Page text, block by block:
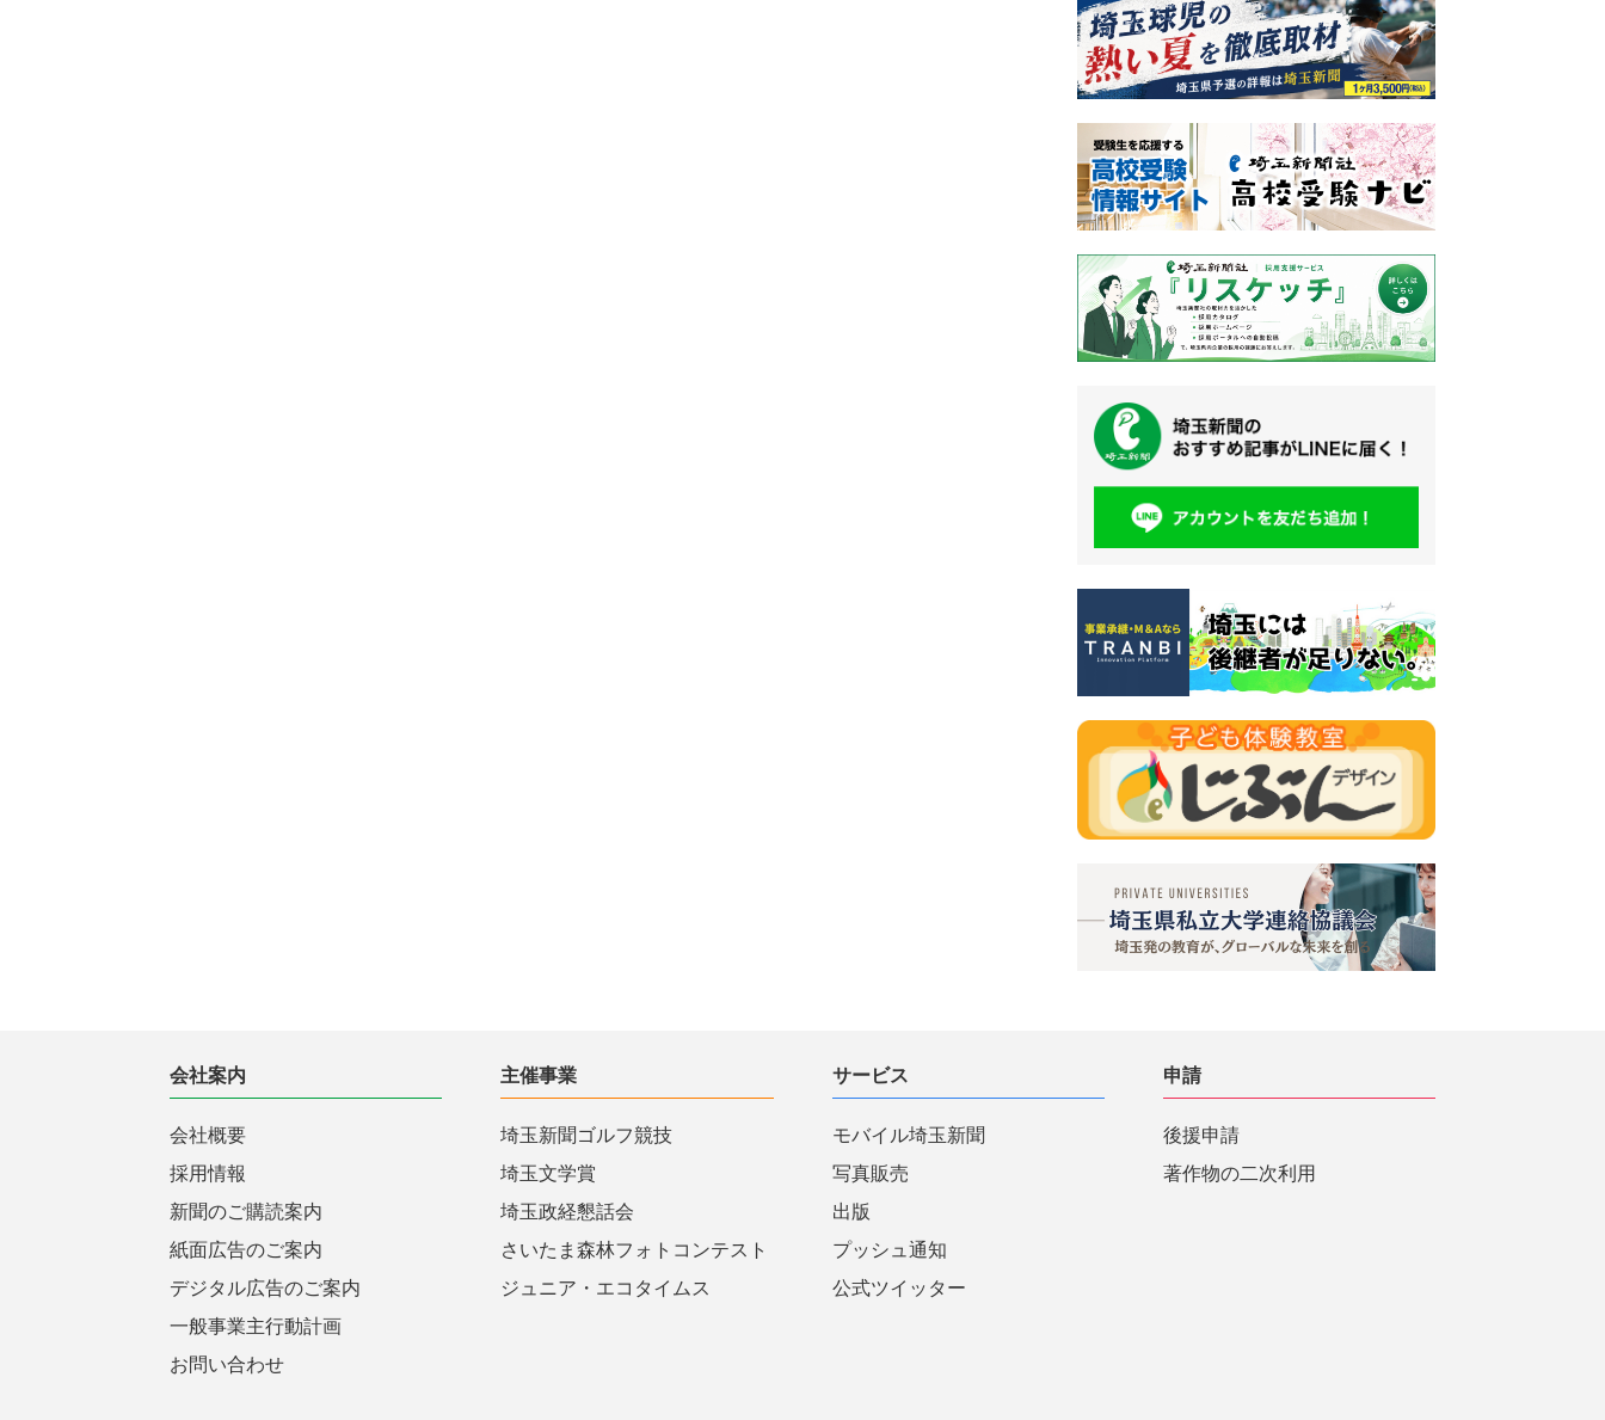
会社案内
会社概要
採用情報
新聞のご購読案内
紙面広告のご案内
デジタル広告のご案内
一般事業主行動計画
お問い合わせ
主催事業
埼玉新聞ゴルフ競技
埼玉文学賞
埼玉政経懇話会
さいたま森林フォトコンテスト
ジュニア・エコタイムス
サービス
モバイル埼玉新聞
写真販売
出版
プッシュ通知
公式ツイッター
申請
後援申請
著作物の二次利用